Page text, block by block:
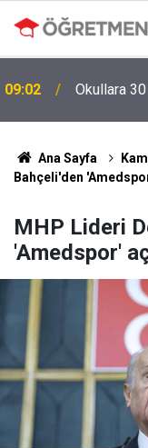
19:01
Öncelik
Ana Sayfa
Bahçeli'den
MHP Lideri
'Amedspor'